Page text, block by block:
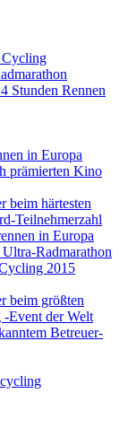
Stunden Rennen
in Europa
prämierten Kino
beim härtesten
Teilnehmerzahl
in Europa
Radmarathon
2015
beim größten
Event der Welt
Betreuer-